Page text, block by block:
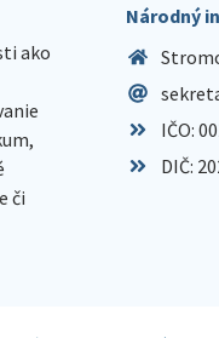
ako
či
Národný
IČO:
DIČ: